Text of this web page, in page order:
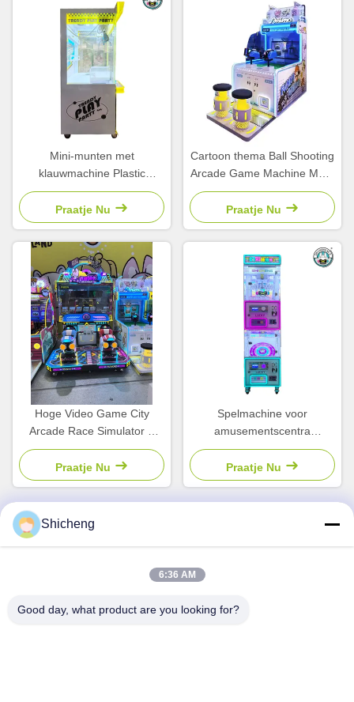
Mini-munten met
klauwmachine Plastic
klauwmachine simulator
Kinders Arcade
Praatje Nu
Cartoon thema Ball Shooting
Arcade Game Machine Munt
bediend voor Children'S
amusement park
Praatje Nu
Hoge Video Game City
Arcade Race Simulator 2
Speler Verkoopautomaat
Voor Kinderen
Praatje Nu
Spelmachine voor
amusementscentra
Geschenkmunten
Praatje Nu
Kamer 101, nummer 13 Weimin Middle Road, Nancun
Shicheng
6:36 AM
Good day, what product are you looking for?